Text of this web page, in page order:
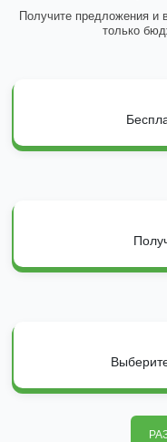
Получите предложения и
только